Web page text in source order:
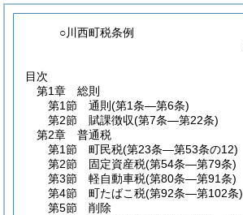
○川西町税条例
目次
第1章
総則
第1節
通則 (第1条―第6条)
第2節
賦課徴収(第7条―第22条)
第2章
普通税
第1節
町民税(第23条―第53条の12)
第2節
固定資産税(第54条―第79条)
第3節
軽自動車税(第80条―第91条)
第4節
町たばこ税(第92条―第102条)
第5節
削除